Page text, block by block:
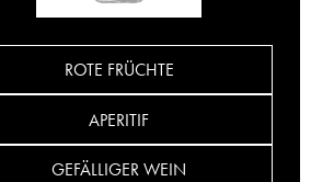
ROTE FRÜCHTE
APERITIF
GEFÄLLIGER WEIN